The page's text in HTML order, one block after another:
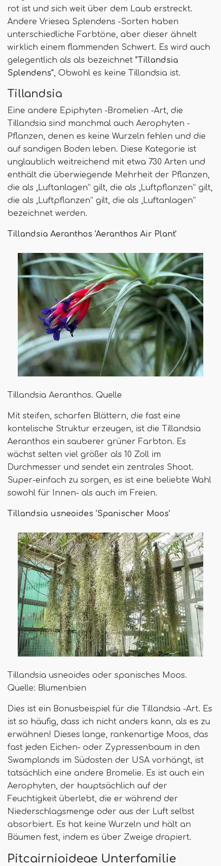
rot ist und sich weit über dem Laub erstreckt.
Andere Vriesea Splendens -Sorten haben
unterschiedliche Farbtöne, aber dieser ähnelt
wirklich einem flammenden Schwert. Es wird auch
gelegentlich als als bezeichnet "Tillandsia
Splendens", Obwohl es keine Tillandsia ist.
Tillandsia
Eine andere Epiphyten -Bromelien -Art, die
Tillandsia sind manchmal auch Aerophyten -
Pflanzen, denen es keine Wurzeln fehlen und die
auf sandigen Boden leben. Diese Kategorie ist
unglaublich weitreichend mit etwa 730 Arten und
enthält die überwiegende Mehrheit der Pflanzen,
die als „Luftanlagen“ gilt, die als „Luftpflanzen“ gilt,
die als „Luftpflanzen“ gilt, die als „Luftanlagen“
bezeichnet werden.
Tillandsia Aeranthos 'Aeranthos Air Plant'
Tillandsia Aeranthos. Quelle
Mit steifen, scharfen Blättern, die fast eine
kontelische Struktur erzeugen, ist die Tillandsia
Aeranthos ein sauberer grüner Farbton. Es
wächst selten viel größer als 10 Zoll im
Durchmesser und sendet ein zentrales Shoot.
Super-einfach zu sorgen, es ist eine beliebte Wahl
sowohl für Innen- als auch im Freien.
Tillandsia usneoides 'Spanischer Moos'
Tillandsia usneoides oder spanisches Moos.
Quelle: Blumenbien
Dies ist ein Bonusbeispiel für die Tillandsia -Art. Es
ist so häufig, dass ich nicht anders kann, als es zu
erwähnen! Dieses lange, rankenartige Moos, das
fast jeden Eichen- oder Zypressenbaum in den
Swamplands im Südosten der USA vorhängt, ist
tatsächlich eine andere Bromelie. Es ist auch ein
Aerophyten, der hauptsächlich auf der
Feuchtigkeit überlebt, die er während der
Niederschlagsmenge oder aus der Luft selbst
absorbiert. Es hat keine Wurzeln und hält an
Bäumen fest, indem es über Zweige drapiert.
Pitcairnioideae Unterfamilie